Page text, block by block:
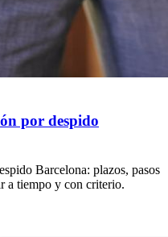
por despido
Barcelona: plazos, pasos
a tiempo y con criterio.